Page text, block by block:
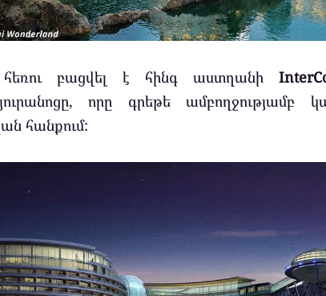
բացվել է հինգ աստղանի
որը գրեթե ամբողջությամբ
հանքում: